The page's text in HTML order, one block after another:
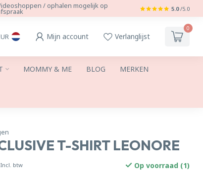
/ ophalen mogelijk op 5.0 /5.0
Mijn account Verlanglijst
0
MOMMY & ME BLOG MERKEN
T-SHIRT LEONORE
Incl. btw
Op voorraad (1)